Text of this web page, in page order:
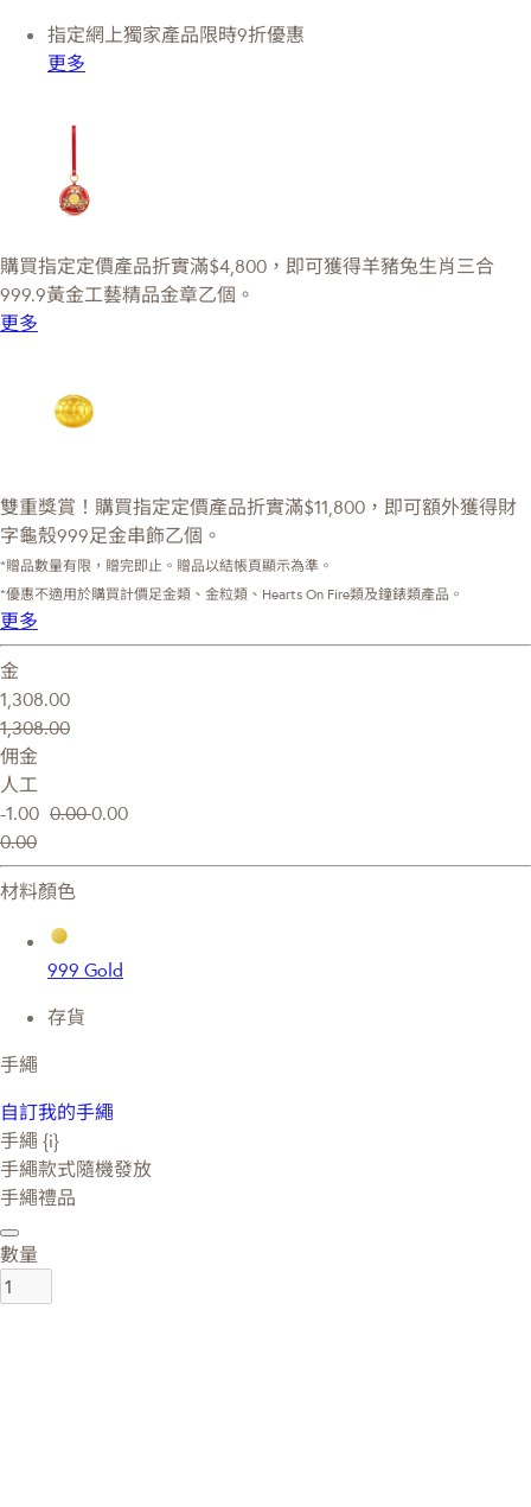
指定網上獨家產品限時9折優惠
更多
購買指定定價產品折實滿$4,800，即可獲得羊豬兔生肖三合
999.9黃金工藝精品金章乙個。
更多
雙重獎賞！購買指定定價產品折實滿$11,800，即可額外獲得財
字龜殼999足金串飾乙個。
*贈品數量有限，贈完即止。贈品以結帳頁顯示為準。
*優惠不適用於購買計價足金類、金粒類、Hearts On Fire類及鐘錶類產品。
更多
金
1,308.00
1,308.00
佣金
人工
-1.00 0.000.00
0.00
材料顏色
999 Gold
存貨
手繩
自訂我的手繩
手繩 {i}
手繩款式隨機發放
手繩禮品
數量